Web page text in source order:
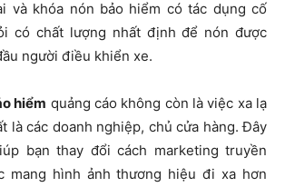
và khóa nón bảo hiểm có tác dụng cố
có chất lượng nhất định để nón được
người điều khiển xe.
hiểm quảng cáo không còn là việc xa lạ
là các doanh nghiệp, chủ cửa hàng. Đây
bạn thay đổi cách marketing truyền
mang hình ảnh thương hiệu đi xa hơn